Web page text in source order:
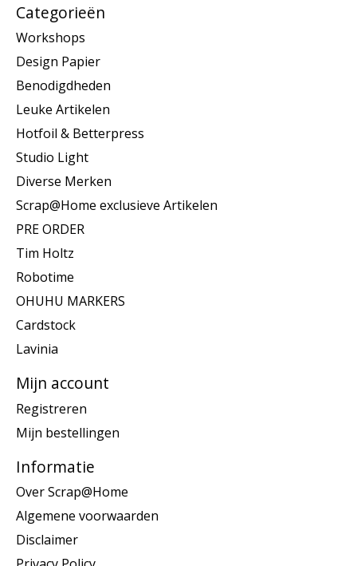
Categorieën
Workshops
Design Papier
Benodigdheden
Leuke Artikelen
Hotfoil & Betterpress
Studio Light
Diverse Merken
Scrap@Home exclusieve Artikelen
PRE ORDER
Tim Holtz
Robotime
OHUHU MARKERS
Cardstock
Lavinia
Mijn account
Registreren
Mijn bestellingen
Informatie
Over Scrap@Home
Algemene voorwaarden
Disclaimer